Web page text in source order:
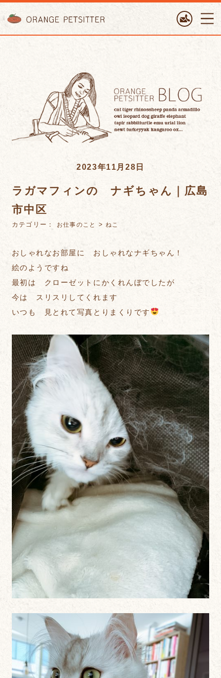
2023年11月28日
ラガマフィンの ナギちゃん｜広島
市中区
カテゴリー： お仕事のこと >ねこ
おしゃれなお部屋に おしゃれなナギちゃん！
絵のようですね
最初は クローゼットにかくれんぼでしたが
今は スリスリしてくれます
いつも 見とれて写真とりまくりです